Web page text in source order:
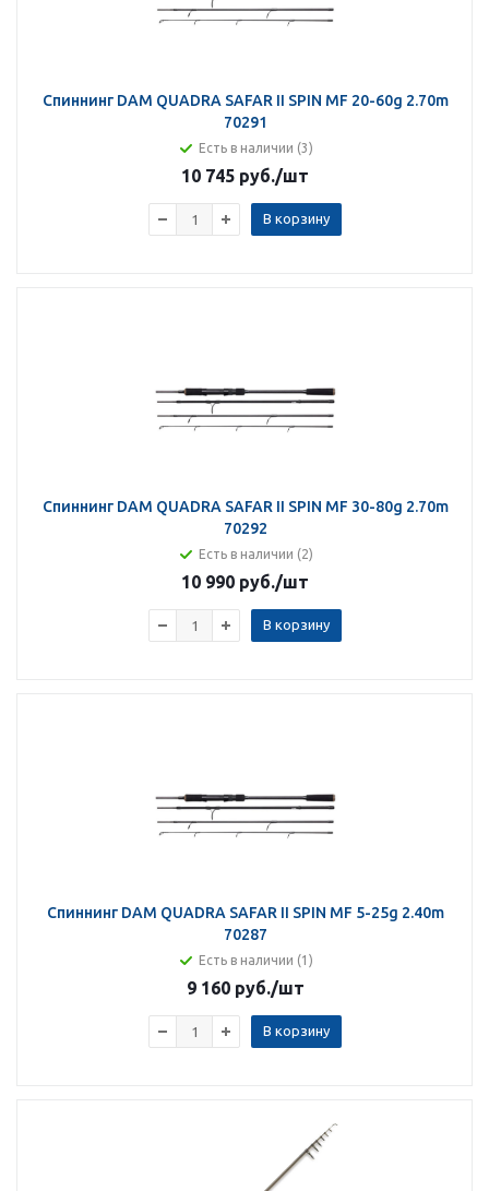
Спиннинг DAM QUADRA SAFAR II SPIN MF 20-60g 2.70m
70291
Есть в наличии (3)
10 745 руб./шт
В корзину
Спиннинг DAM QUADRA SAFAR II SPIN MF 30-80g 2.70m
70292
Есть в наличии (2)
10 990 руб./шт
В корзину
Спиннинг DAM QUADRA SAFAR II SPIN MF 5-25g 2.40m
70287
Есть в наличии (1)
9 160 руб./шт
В корзину